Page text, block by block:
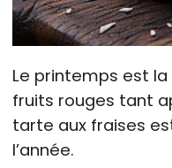
Le printemps est
fruits rouges tant
tarte aux fraises
l’année.